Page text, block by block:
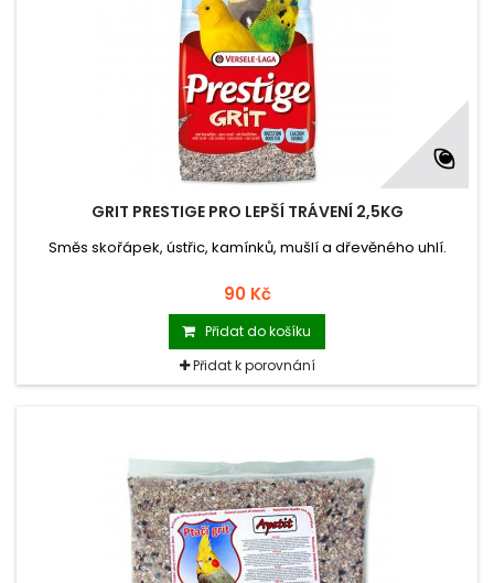
GRIT PRESTIGE PRO LEPŠÍ TRÁVENÍ 2,5KG
Směs skořápek, ústřic, kamínků, mušlí a dřevěného uhlí.
90 Kč
Přidat do košíku
Přidat k porovnání